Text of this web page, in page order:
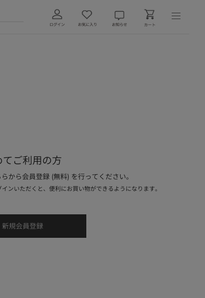
ご利用の方
から会員登録 (無料) を行ってください。
ンいただくと、便利にお買い物ができるようになります。